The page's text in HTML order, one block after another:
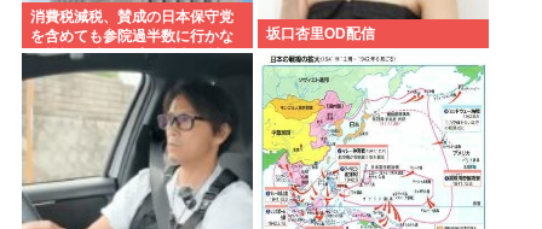
消費税減税、賛成の日本保守党
を含めても参院過半数に行かな
い模様 野党は一斉に批判し神谷
「天下の愚策」 おや、チみ？
坂口杏里OD配信